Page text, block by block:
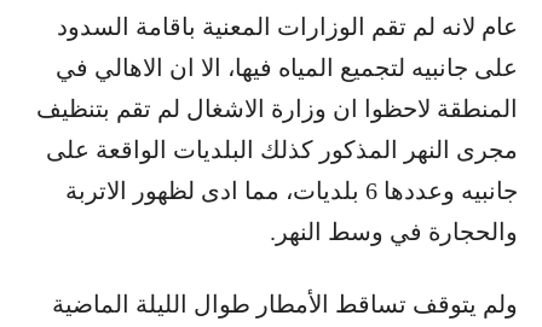
عام لانه لم تقم الوزارات المعنية باقامة السدود
على جانبيه لتجميع المياه فيها، الا ان الاهالي في
المنطقة لاحظوا ان وزارة الاشغال لم تقم بتنظيف
مجرى النهر المذكور كذلك البلديات الواقعة على
جانبيه وعددها 6 بلديات، مما ادى لظهور الاتربة
والحجارة في وسط النهر.
ولم يتوقف تساقط الأمطار طوال الليلة الماضية